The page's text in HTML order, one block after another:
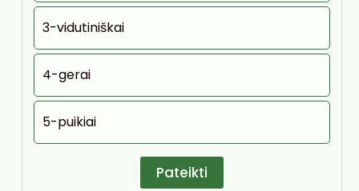
3-vidutiniškai
4-gerai
5-puikiai